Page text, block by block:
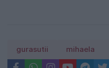
gurasutii mihaela